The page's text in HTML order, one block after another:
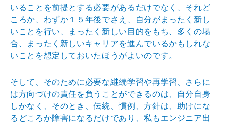
いることを前提とする必要があるだけでなく、それど
ころか、わずか１５年後でさえ、自分がまったく新し
いことを行い、まったく新しい目的をもち、多くの場
合、まったく新しいキャリアを進んでいるかもしれな
いことを想定しておいたほうがよいのです。
そして、そのために必要な継続学習や再学習、さらに
は方向づけの責任を負うことができるのは、自分自身
しかなく、そのとき、伝統、慣例、方針は、助けにな
るどころか障害になるだけであり、私もエンジニア出